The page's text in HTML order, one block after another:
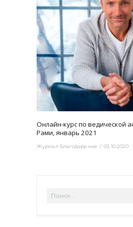
Онлайн-курс по ведической
Рами, январь 2021
Журнал Благодарение 03.10.2020